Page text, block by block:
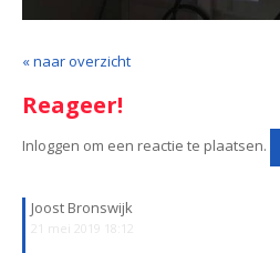
« naar overzicht
Reageer!
Inloggen om een reactie te plaatsen.
Joost Bronswijk
21 mei 2019 18:12